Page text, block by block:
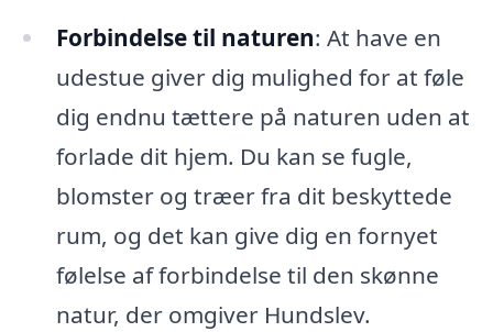
Forbindelse til naturen: At have en
udestue giver dig mulighed for at føle
dig endnu tættere på naturen uden at
forlade dit hjem. Du kan se fugle,
blomster og træer fra dit beskyttede
rum, og det kan give dig en fornyet
følelse af forbindelse til den skønne
natur, der omgiver Hundslev.